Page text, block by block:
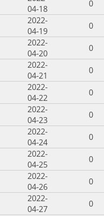
04-18
0
2022-
04-19
0
2022-
04-20
0
2022-
04-21
0
2022-
04-22
0
2022-
04-23
0
2022-
04-24
0
2022-
04-25
0
2022-
04-26
0
2022-
04-27
0